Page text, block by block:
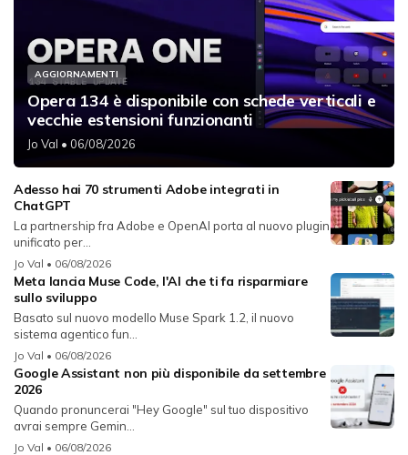
AGGIORNAMENTI
Opera 134 è disponibile con schede verticali e
vecchie estensioni funzionanti
Jo Val • 06/08/2026
Adesso hai 70 strumenti Adobe integrati in
ChatGPT
La partnership fra Adobe e OpenAI porta al nuovo plugin
unificato per...
Jo Val • 06/08/2026
Meta lancia Muse Code, l'AI che ti fa risparmiare
sullo sviluppo
Basato sul nuovo modello Muse Spark 1.2, il nuovo
sistema agentico fun...
Jo Val • 06/08/2026
Google Assistant non più disponibile da settembre
2026
Quando pronuncerai "Hey Google" sul tuo dispositivo
avrai sempre Gemin...
Jo Val • 06/08/2026